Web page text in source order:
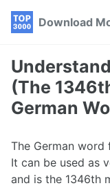
Skip
navigation
Skip
Skip
Download
(The
German
The German word
It can be used as
and is the 1346th